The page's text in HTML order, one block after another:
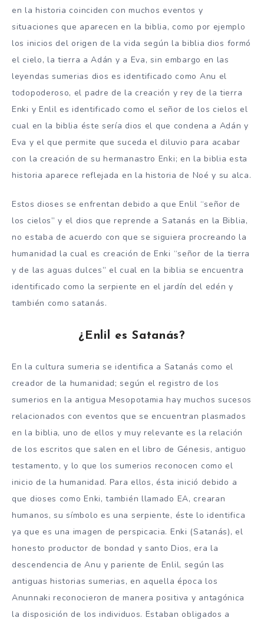
en la historia coinciden con muchos eventos y
situaciones que aparecen en la biblia, como por ejemplo
los inicios del origen de la vida según la biblia dios formó
el cielo, la tierra a Adán y a Eva, sin embargo en las
leyendas sumerias dios es identificado como Anu el
todopoderoso, el padre de la creación y rey de la tierra
Enki y Enlil es identificado como el señor de los cielos el
cual en la biblia éste sería dios el que condena a Adán y
Eva y el que permite que suceda el diluvio para acabar
con la creación de su hermanastro Enki; en la biblia esta
historia aparece reflejada en la historia de Noé y su alca.
Estos dioses se enfrentan debido a que Enlil “señor de
los cielos” y el dios que reprende a Satanás en la Biblia,
no estaba de acuerdo con que se siguiera procreando la
humanidad la cual es creación de Enki “señor de la tierra
y de las aguas dulces” el cual en la biblia se encuentra
identificado como la serpiente en el jardín del edén y
también como satanás.
¿Enlil es Satanás?
En la cultura sumeria se identifica a Satanás como el
creador de la humanidad; según el registro de los
sumerios en la antigua Mesopotamia hay muchos sucesos
relacionados con eventos que se encuentran plasmados
en la biblia, uno de ellos y muy relevante es la relación
de los escritos que salen en el libro de Génesis, antiguo
testamento, y lo que los sumerios reconocen como el
inicio de la humanidad. Para ellos, ésta inició debido a
que dioses como Enki, también llamado EA, crearan
humanos, su símbolo es una serpiente, éste lo identifica
ya que es una imagen de perspicacia. Enki (Satanás), el
honesto productor de bondad y santo Dios, era la
descendencia de Anu y pariente de Enlil, según las
antiguas historias sumerias, en aquella época los
Anunnaki reconocieron de manera positiva y antagónica
la disposición de los individuos. Estaban obligados a